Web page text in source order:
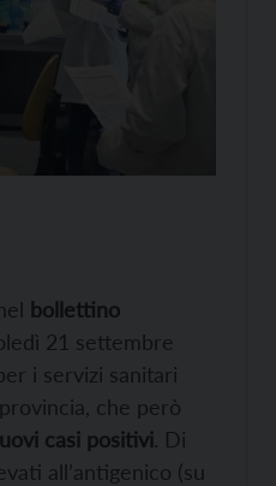
nel bollettino
21 settembre
i servizi sanitari
che però
casi positivi. Di
all’antigenico (su